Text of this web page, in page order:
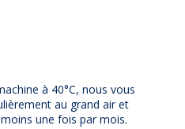
à 40°C, nous vous
au grand air et
une fois par mois.